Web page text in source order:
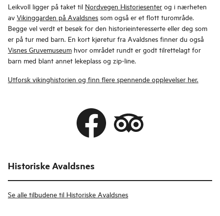
Leikvoll ligger på taket til Nordvegen Historiesenter og i nærheten
av Vikinggarden på Avaldsnes som også er et flott turområde.
Begge vel verdt et besøk for den historieinteresserte eller deg som
er på tur med barn. En kort kjøretur fra Avaldsnes finner du også
Visnes Gruvemuseum hvor området rundt er godt tilrettelagt for
barn med blant annet lekeplass og zip-line.
Utforsk vikinghistorien og finn flere spennende opplevelser her.
Historiske Avaldsnes
Se alle tilbudene til Historiske Avaldsnes